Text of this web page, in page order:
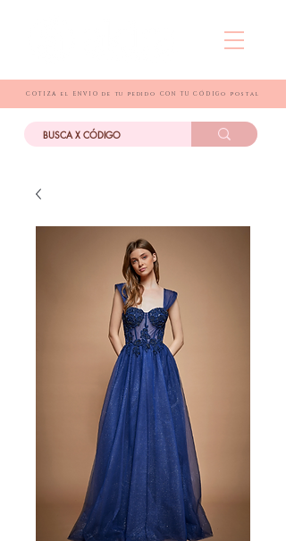
COTIZA el ENVIO de tu pedido CON TU CÓDIGo postal